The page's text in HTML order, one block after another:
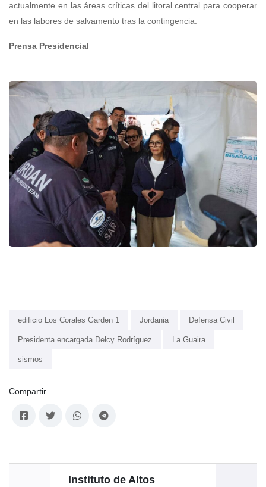
actualmente en las áreas críticas del litoral central para cooperar
en las labores de salvamento tras la contingencia.
Prensa Presidencial
edificio Los Corales Garden 1 Jordania Defensa Civil
Presidenta encargada Delcy Rodríguez La Guaira
sismos
Compartir
Instituto de Altos